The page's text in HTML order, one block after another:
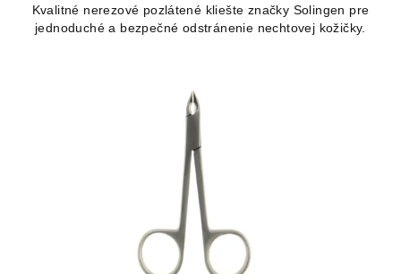
z
5
Kvalitné nerezové pozlátené kliešte značky Solingen pre
jednoduché a bezpečné odstránenie nechtovej kožičky.